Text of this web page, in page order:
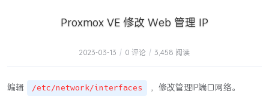
Proxmox VE 修改 Web 管理 IP
2023-03-13 / 0 评论 / 3,458 阅读
编辑 /etc/network/interfaces ，修改管理IP端口网络。